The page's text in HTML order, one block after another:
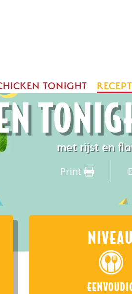
TONIGHT
met rijst en
Print
NIVEAU